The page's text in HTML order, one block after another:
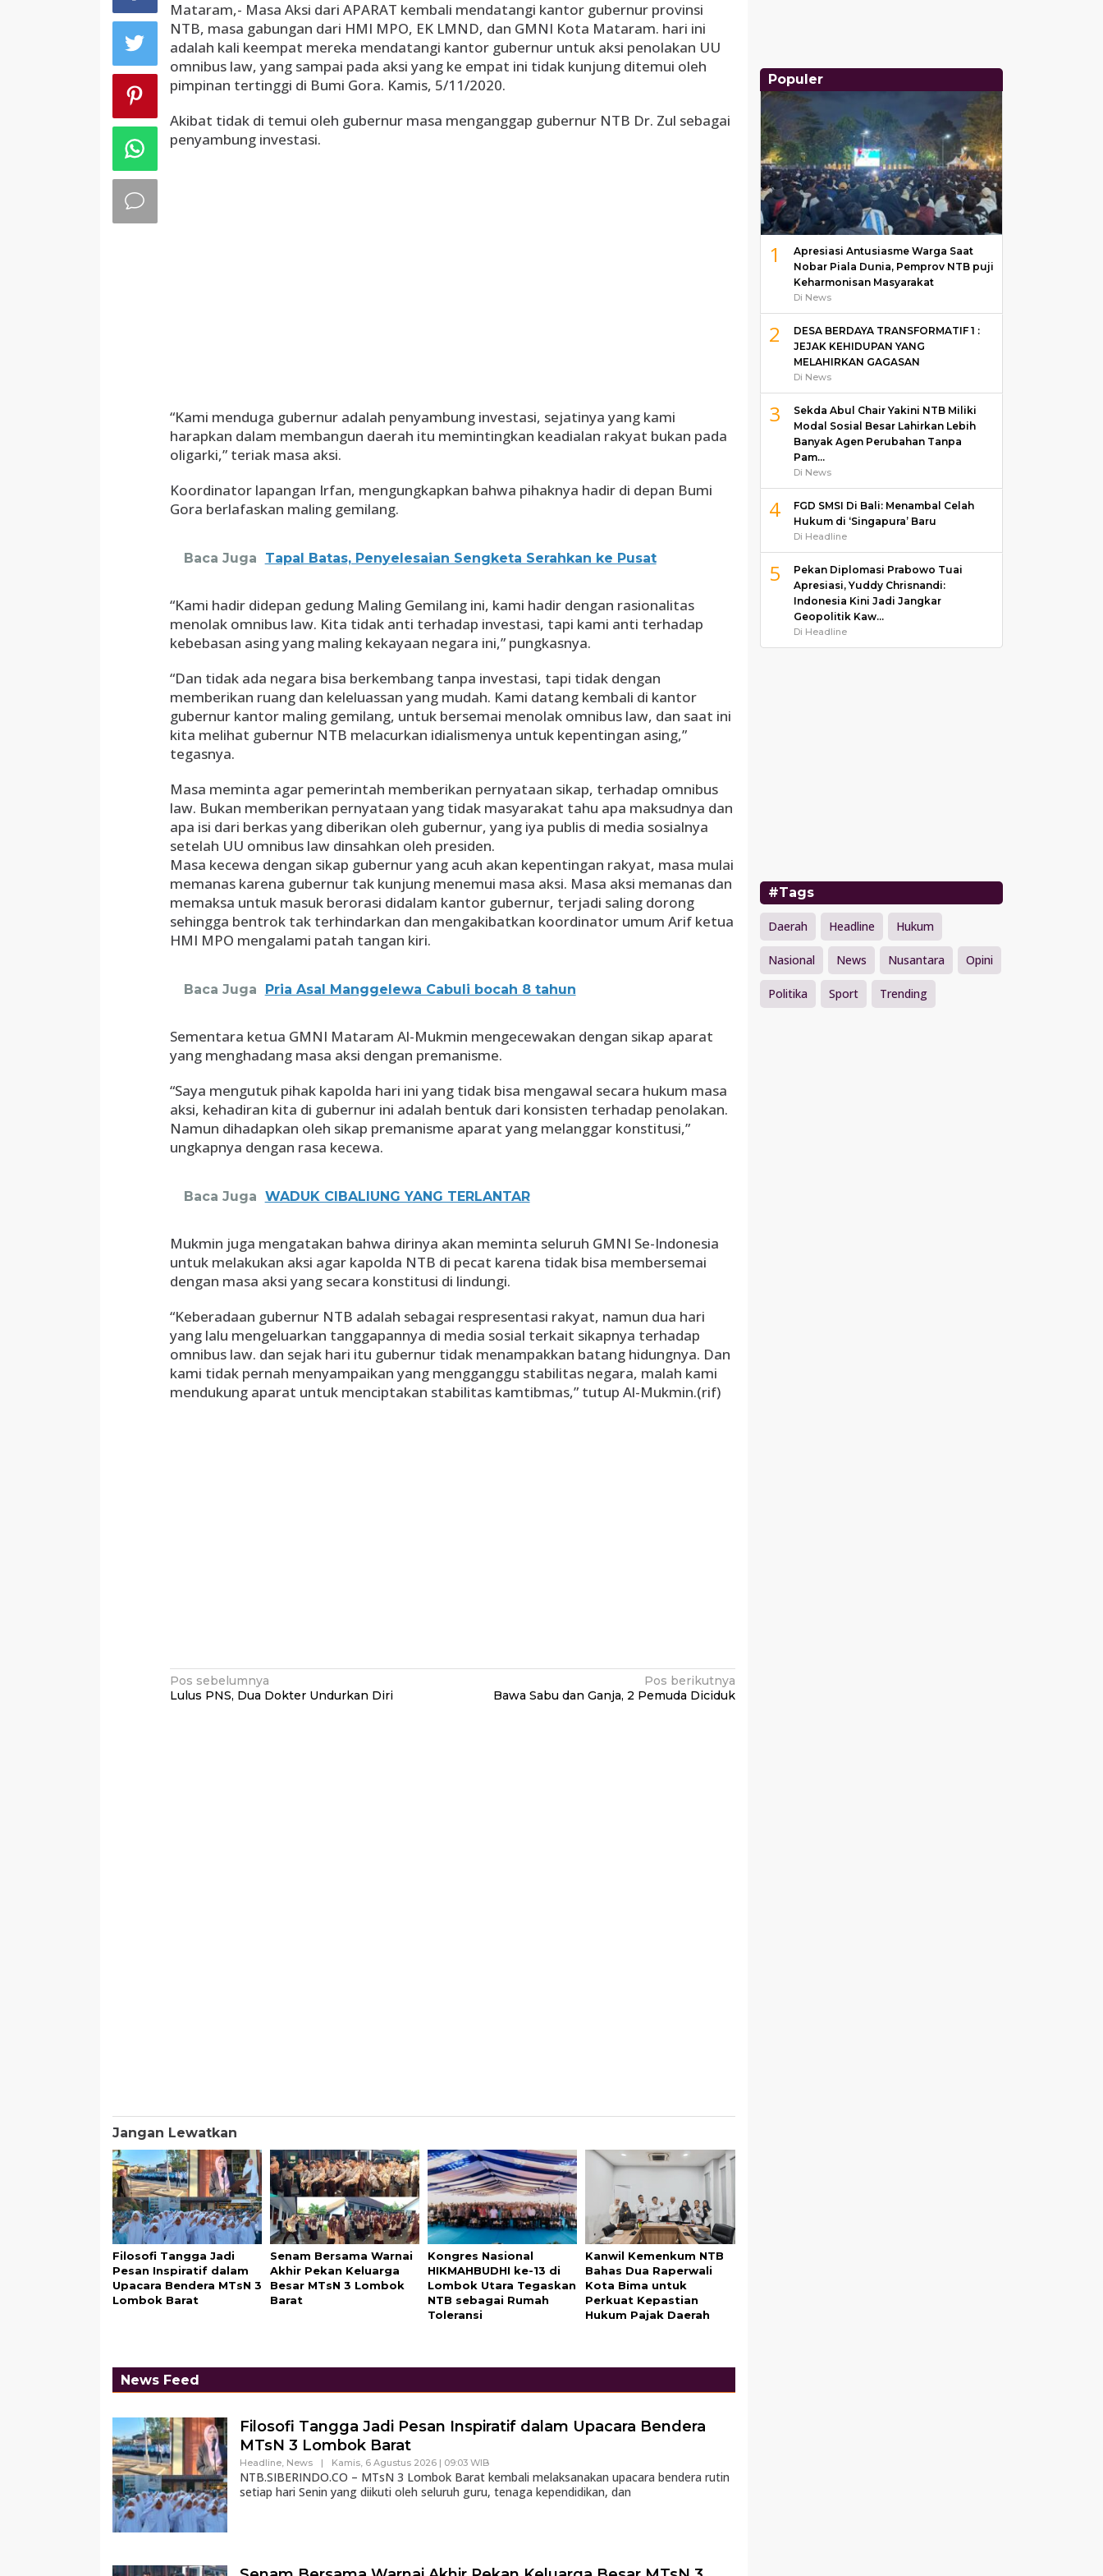
Mataram,- Masa Aksi dari APARAT kembali mendatangi kantor gubernur provinsi
NTB, masa gabungan dari HMI MPO, EK LMND, dan GMNI Kota Mataram. hari ini
adalah kali keempat mereka mendatangi kantor gubernur untuk aksi penolakan UU
omnibus law, yang sampai pada aksi yang ke empat ini tidak kunjung ditemui oleh
pimpinan tertinggi di Bumi Gora. Kamis, 5/11/2020.
Akibat tidak di temui oleh gubernur masa menganggap gubernur NTB Dr. Zul sebagai
penyambung investasi.
“Kami menduga gubernur adalah penyambung investasi, sejatinya yang kami
harapkan dalam membangun daerah itu memintingkan keadialan rakyat bukan pada
oligarki,” teriak masa aksi.
Koordinator lapangan Irfan, mengungkapkan bahwa pihaknya hadir di depan Bumi
Gora berlafaskan maling gemilang.
Baca Juga Tapal Batas, Penyelesaian Sengketa Serahkan ke Pusat
“Kami hadir didepan gedung Maling Gemilang ini, kami hadir dengan rasionalitas
menolak omnibus law. Kita tidak anti terhadap investasi, tapi kami anti terhadap
kebebasan asing yang maling kekayaan negara ini,” pungkasnya.
“Dan tidak ada negara bisa berkembang tanpa investasi, tapi tidak dengan
memberikan ruang dan keleluassan yang mudah. Kami datang kembali di kantor
gubernur kantor maling gemilang, untuk bersemai menolak omnibus law, dan saat ini
kita melihat gubernur NTB melacurkan idialismenya untuk kepentingan asing,”
tegasnya.
Masa meminta agar pemerintah memberikan pernyataan sikap, terhadap omnibus
law. Bukan memberikan pernyataan yang tidak masyarakat tahu apa maksudnya dan
apa isi dari berkas yang diberikan oleh gubernur, yang iya publis di media sosialnya
setelah UU omnibus law dinsahkan oleh presiden.
Masa kecewa dengan sikap gubernur yang acuh akan kepentingan rakyat, masa mulai
memanas karena gubernur tak kunjung menemui masa aksi. Masa aksi memanas dan
memaksa untuk masuk berorasi didalam kantor gubernur, terjadi saling dorong
sehingga bentrok tak terhindarkan dan mengakibatkan koordinator umum Arif ketua
HMI MPO mengalami patah tangan kiri.
Baca Juga Pria Asal Manggelewa Cabuli bocah 8 tahun
Sementara ketua GMNI Mataram Al-Mukmin mengecewakan dengan sikap aparat
yang menghadang masa aksi dengan premanisme.
“Saya mengutuk pihak kapolda hari ini yang tidak bisa mengawal secara hukum masa
aksi, kehadiran kita di gubernur ini adalah bentuk dari konsisten terhadap penolakan.
Namun dihadapkan oleh sikap premanisme aparat yang melanggar konstitusi,”
ungkapnya dengan rasa kecewa.
Baca Juga WADUK CIBALIUNG YANG TERLANTAR
Mukmin juga mengatakan bahwa dirinya akan meminta seluruh GMNI Se-Indonesia
untuk melakukan aksi agar kapolda NTB di pecat karena tidak bisa membersemai
dengan masa aksi yang secara konstitusi di lindungi.
“Keberadaan gubernur NTB adalah sebagai respresentasi rakyat, namun dua hari
yang lalu mengeluarkan tanggapannya di media sosial terkait sikapnya terhadap
omnibus law. dan sejak hari itu gubernur tidak menampakkan batang hidungnya. Dan
kami tidak pernah menyampaikan yang mengganggu stabilitas negara, malah kami
mendukung aparat untuk menciptakan stabilitas kamtibmas,” tutup Al-Mukmin.(rif)
Navigasi
pos
Pos sebelumnya
Lulus PNS, Dua Dokter Undurkan Diri
Pos berikutnya
Bawa Sabu dan Ganja, 2 Pemuda Diciduk
Jangan Lewatkan
Filosofi Tangga Jadi
Pesan Inspiratif dalam
Upacara Bendera MTsN 3
Lombok Barat
Senam Bersama Warnai
Akhir Pekan Keluarga
Besar MTsN 3 Lombok
Barat
Kongres Nasional
HIKMAHBUDHI ke-13 di
Lombok Utara Tegaskan
NTB sebagai Rumah
Toleransi
Kanwil Kemenkum NTB
Bahas Dua Raperwali
Kota Bima untuk
Perkuat Kepastian
Hukum Pajak Daerah
News Feed
Filosofi Tangga Jadi Pesan Inspiratif dalam Upacara Bendera
MTsN 3 Lombok Barat
Headline, News | Kamis, 6 Agustus 2026 | 09:03 WIB
NTB.SIBERINDO.CO – MTsN 3 Lombok Barat kembali melaksanakan upacara bendera rutin
setiap hari Senin yang diikuti oleh seluruh guru, tenaga kependidikan, dan
Populer
1
Apresiasi Antusiasme Warga Saat
Nobar Piala Dunia, Pemprov NTB puji
Keharmonisan Masyarakat
Di News
2
DESA BERDAYA TRANSFORMATIF 1 :
JEJAK KEHIDUPAN YANG
MELAHIRKAN GAGASAN
Di News
3
Sekda Abul Chair Yakini NTB Miliki
Modal Sosial Besar Lahirkan Lebih
Banyak Agen Perubahan Tanpa
Pam…
Di News
4
FGD SMSI Di Bali: Menambal Celah
Hukum di ‘Singapura’ Baru
Di Headline
5
Pekan Diplomasi Prabowo Tuai
Apresiasi, Yuddy Chrisnandi:
Indonesia Kini Jadi Jangkar
Geopolitik Kaw…
Di Headline
#Tags
Daerah Headline Hukum
Nasional News Nusantara Opini
Politika Sport Trending